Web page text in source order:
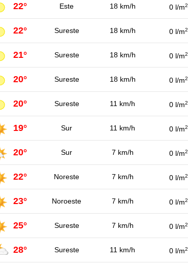
22° Este 18 km/h 0 l/m2
22° Sureste 18 km/h 0 l/m2
21° Sureste 18 km/h 0 l/m2
20° Sureste 18 km/h 0 l/m2
20° Sureste 11 km/h 0 l/m2
19° Sur 11 km/h 0 l/m2
20° Sur 7 km/h 0 l/m2
22° Noreste 7 km/h 0 l/m2
23° Noroeste 7 km/h 0 l/m2
25° Sureste 7 km/h 0 l/m2
28° Sureste 11 km/h 0 l/m2